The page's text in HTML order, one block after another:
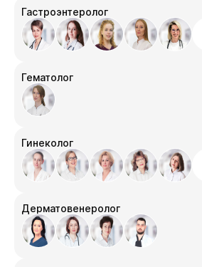
Гастроэнтеролог
Гематолог
Гинеколог
Дерматовенеролог